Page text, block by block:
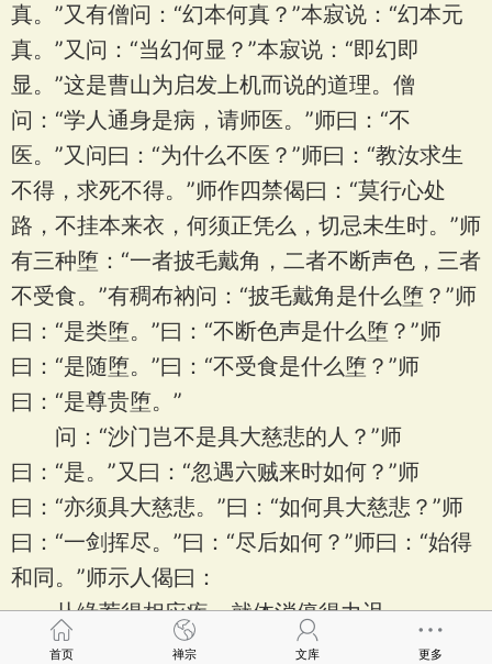
真。”又有僧问：“幻本何真？”本寂说：“幻本元
真。”又问：“当幻何显？”本寂说：“即幻即
显。”这是曹山为启发上机而说的道理。僧
问：“学人通身是病，请师医。”师曰：“不
医。”又问曰：“为什么不医？”师曰：“教汝求生
不得，求死不得。”师作四禁偈曰：“莫行心处
路，不挂本来衣，何须正凭么，切忌未生时。”师
有三种堕：“一者披毛戴角，二者不断声色，三者
不受食。”有稠布衲问：“披毛戴角是什么堕？”师
曰：“是类堕。”曰：“不断色声是什么堕？”师
曰：“是随堕。”曰：“不受食是什么堕？”师
曰：“是尊贵堕。”
问：“沙门岂不是具大慈悲的人？”师
曰：“是。”又曰：“忽遇六贼来时如何？”师
曰：“亦须具大慈悲。”曰：“如何具大慈悲？”师
曰：“一剑挥尽。”曰：“尽后如何？”师曰：“始得
和同。”师示人偈曰：
从缘荐得相应疾，就体消停得力迟，
瞥起本来无处所，吾师暂说不思议。
首页 禅宗 文库 更多